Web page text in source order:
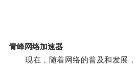
青峰网络加速器
现在，随着网络的普及和发展，